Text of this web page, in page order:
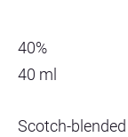
40%
40 ml
Scotch-blended